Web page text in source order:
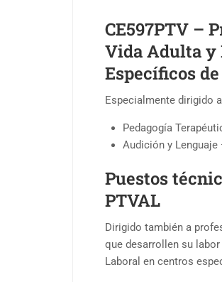
CE597PTV –
Vida Adulta y
Específicos
Especialmente dirigido
Pedagogía
Audición y
Puestos
PTVAL
Dirigido también a
que desarrollen su
Laboral en centros